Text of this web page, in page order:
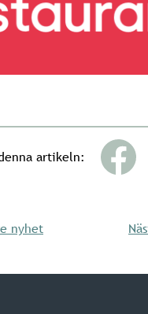
artikeln:
nyhet